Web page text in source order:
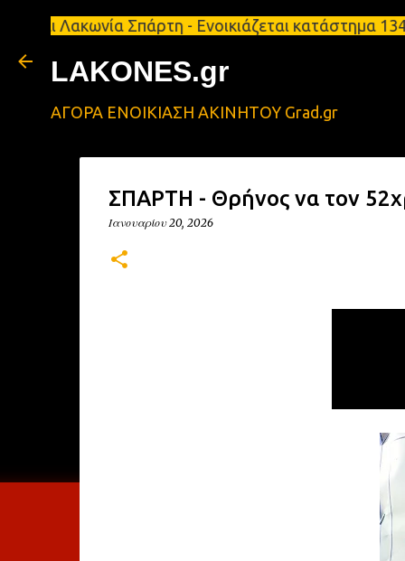
Σπάρτη - Ενοικιάζεται κατάστημα 134
LAKONES.gr
ΑΓΟΡΑ ΕΝΟΙΚΙΑΣΗ ΑΚΙΝΗΤΟΥ Grad.gr
ΣΠΑΡΤΗ - Θρήνος να τον
Ιανουαρίου 20, 2026